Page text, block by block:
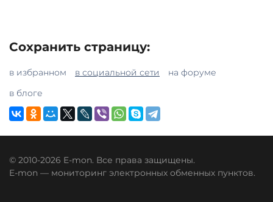
Сохранить страницу:
в избранном в социальной сети
на форуме
в блоге
© 2010-2026 E-mon. Все права защищены.
E-mon — мониторинг электронных обменных пунктов.